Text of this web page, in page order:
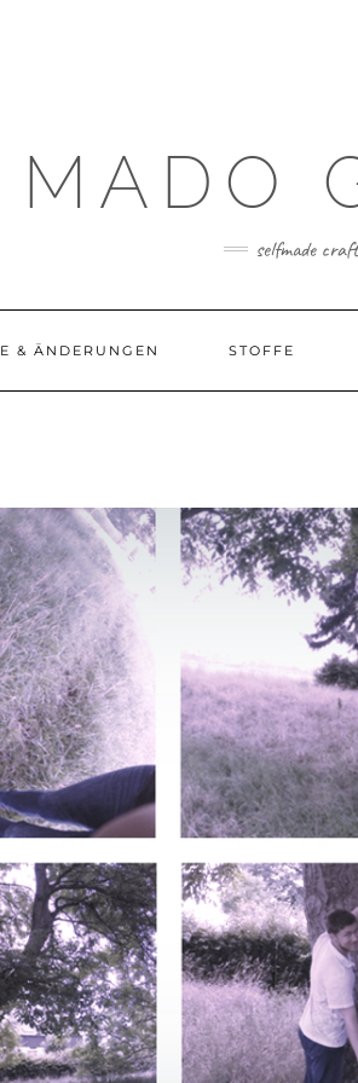
MADO
selfmade
& ÄNDERUNGEN STOFFE